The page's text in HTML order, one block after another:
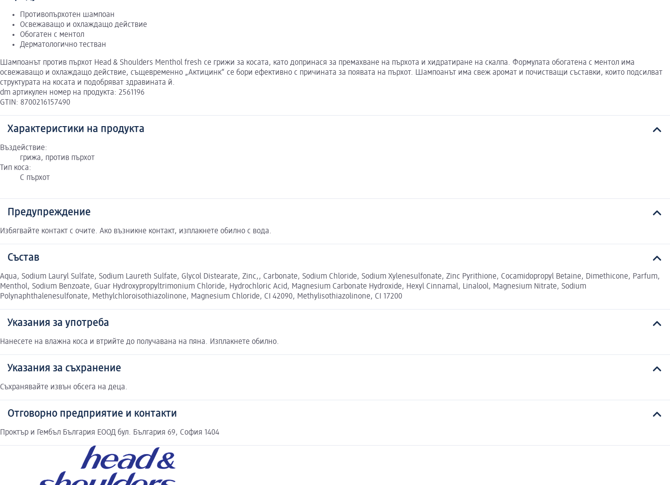
Противопърхотен шампоан
Освежаващо и охлаждащо действие
Обогатен с ментол
Дерматологично тестван
Шампоанът против пърхот Head & Shoulders Menthol fresh се грижи за косата, като допринася за премахване на пърхота и хидратиране на скалпа. Формулата обогатена с ментол има
освежаващо и охлаждащо действие, същевременно „Актицинк“ се бори ефективно с причината за появата на пърхот. Шампоанът има свеж аромат и почистващи съставки, които подсилват
структурата на косата и подобряват здравината й.
dm артикулен номер на продукта: 2561196
GTIN: 8700216157490
Характеристики на продукта
Въздействие:
грижа, против пърхот
Тип коса:
С пърхот
Предупреждение
Избягвайте контакт с очите. Ако възникне контакт, изплакнете обилно с вода.
Състав
Aqua, Sodium Lauryl Sulfate, Sodium Laureth Sulfate, Glycol Distearate, Zinc,, Carbonate, Sodium Chloride, Sodium Xylenesulfonate, Zinc Pyrithione, Cocamidopropyl Betaine, Dimethicone, Parfum,
Menthol, Sodium Benzoate, Guar Hydroxypropyltrimonium Chloride, Hydrochloric Acid, Magnesium Carbonate Hydroxide, Hexyl Cinnamal, Linalool, Magnesium Nitrate, Sodium
Polynaphthalenesulfonate, Methylchloroisothiazolinone, Magnesium Chloride, CI 42090, Methylisothiazolinone, CI 17200
Указания за употреба
Нанесете на влажна коса и втрийте до получавана на пяна. Изплакнете обилно.
Указания за съхранение
Съхранявайте извън обсега на деца.
Отговорно предприятие и контакти
Проктър и Гембъл България ЕООД бул. България 69, София 1404